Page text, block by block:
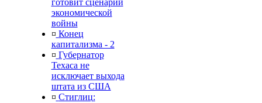
готовит сценарий
экономической
войны
¤ Конец
капитализма - 2
¤ Губернатор
Техаса не
исключает выхода
штата из США
¤ Стиглиц: